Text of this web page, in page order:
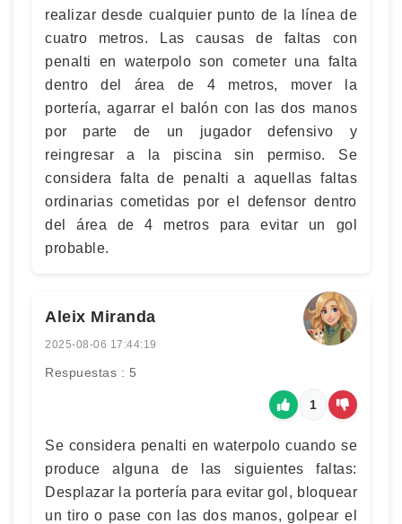
realizar desde cualquier punto de la línea de
cuatro metros. Las causas de faltas con
penalti en waterpolo son cometer una falta
dentro del área de 4 metros, mover la
portería, agarrar el balón con las dos manos
por parte de un jugador defensivo y
reingresar a la piscina sin permiso. Se
considera falta de penalti a aquellas faltas
ordinarias cometidas por el defensor dentro
del área de 4 metros para evitar un gol
probable.
Aleix Miranda
2025-08-06 17:44:19
Respuestas : 5
1
Se considera penalti en waterpolo cuando se
produce alguna de las siguientes faltas:
Desplazar la portería para evitar gol, bloquear
un tiro o pase con las dos manos, golpear el